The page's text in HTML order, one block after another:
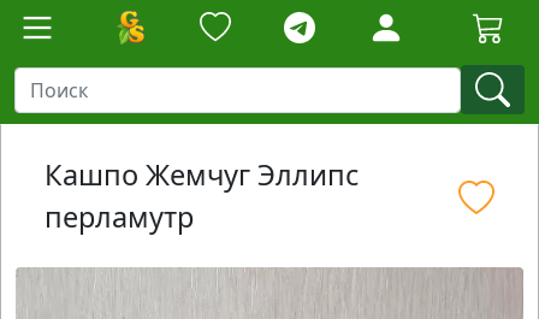
Кашпо Жемчуг Эллипс
перламутр